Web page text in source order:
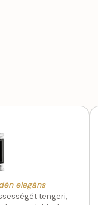
elegáns
tengeri,